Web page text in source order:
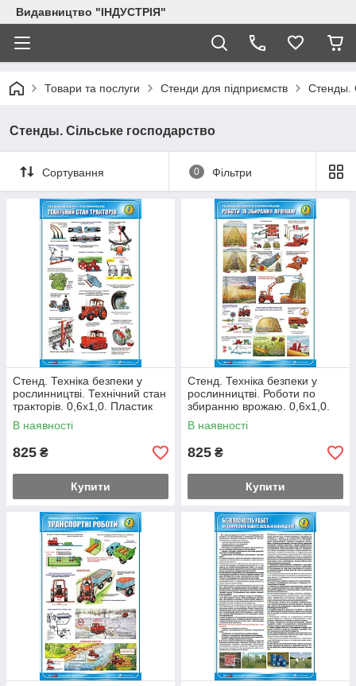
Видавництво "ІНДУСТРІЯ"
Товари та послуги Стенди для підприємств Стенды.
Стенды. Сільське господарство
Сортування 0 Фільтри
Стенд. Техніка безпеки у
рослинництві. Технічний стан
тракторів. 0,6х1,0. Пластик
В наявності
825 ₴
Купити
Стенд. Техніка безпеки у
рослинництві. Роботи по
збиранню врожаю. 0,6х1,0.
Пластик
В наявності
825 ₴
Купити